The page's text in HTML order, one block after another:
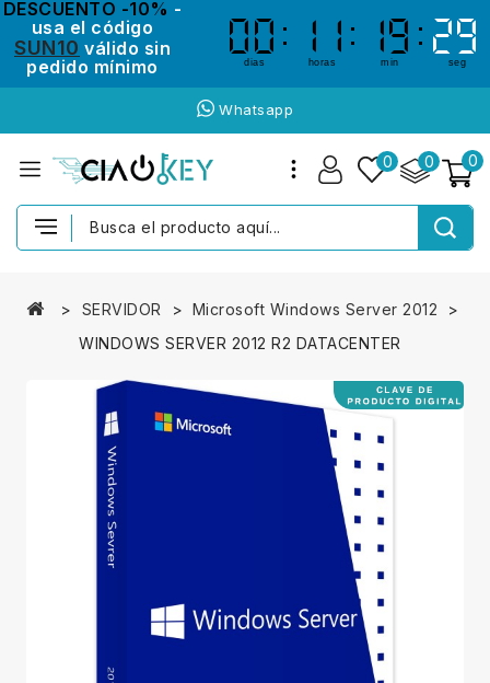
DESCUENTO -10% -
usa el código
SUN10 válido sin
pedido mínimo
00
00
dias
11
11
horas
19
19
min
29
29
seg
Whatsapp
0
0
0
SERVIDOR
Microsoft Windows Server 2012
WINDOWS SERVER 2012 R2 DATACENTER